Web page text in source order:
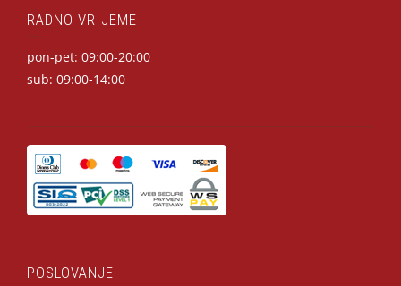
RADNO VRIJEME
pon-pet: 09:00-20:00
sub: 09:00-14:00
POSLOVANJE